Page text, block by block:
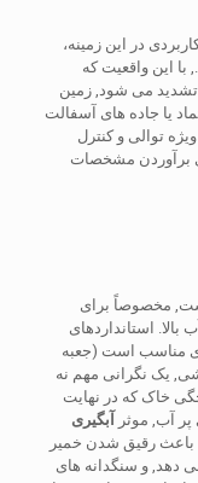
در این زمینه،
این واقعیت که
تشدید می شود, زمین
یا جاده های آسفالت
توالی و کنترل
برآوردن مشخصات
مخصوصاً برای
استانداردهای
مناسب است (جعبه
یک نگرانی مهم نه
خاک که در نهایت
آب, موثر
آبگیری
باعث رقیق شدن خمیر
دهد, و سنگدانه های